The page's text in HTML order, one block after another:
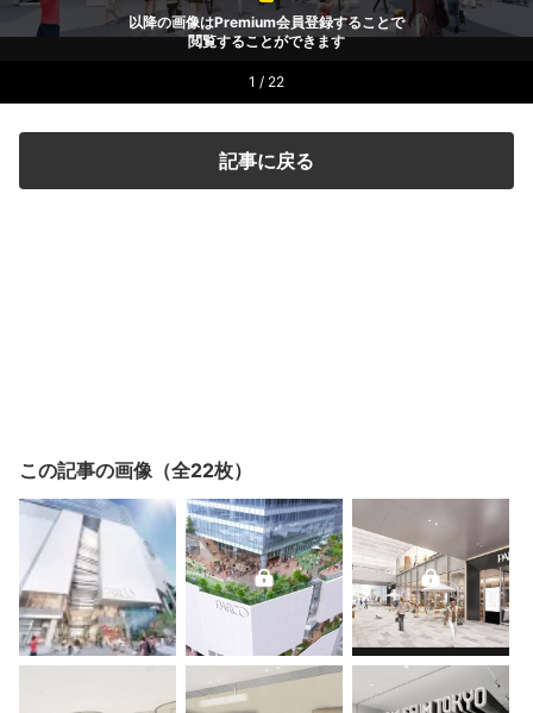
以降の画像はPremium会員登録することで
閲覧することができます
1 / 22
記事に戻る
この記事の画像（全22枚）